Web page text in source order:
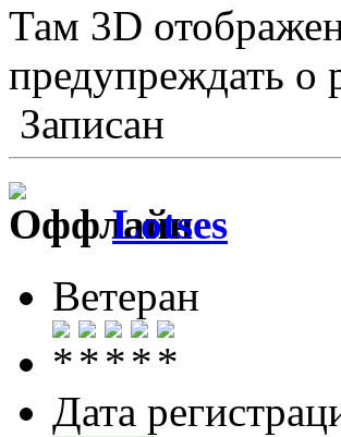
Там 3D
предупреждать о
Записан
Lotses
Ветеран
Дата